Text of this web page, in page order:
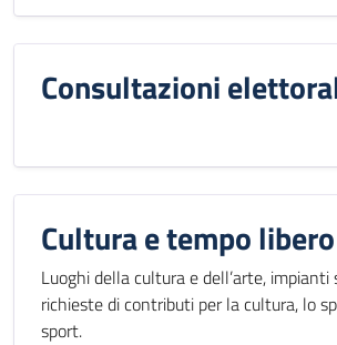
Consultazioni
Cultura e tempo libero
Luoghi della cultura e dell’arte, impianti
richieste di contributi per la cultura, lo
sport.